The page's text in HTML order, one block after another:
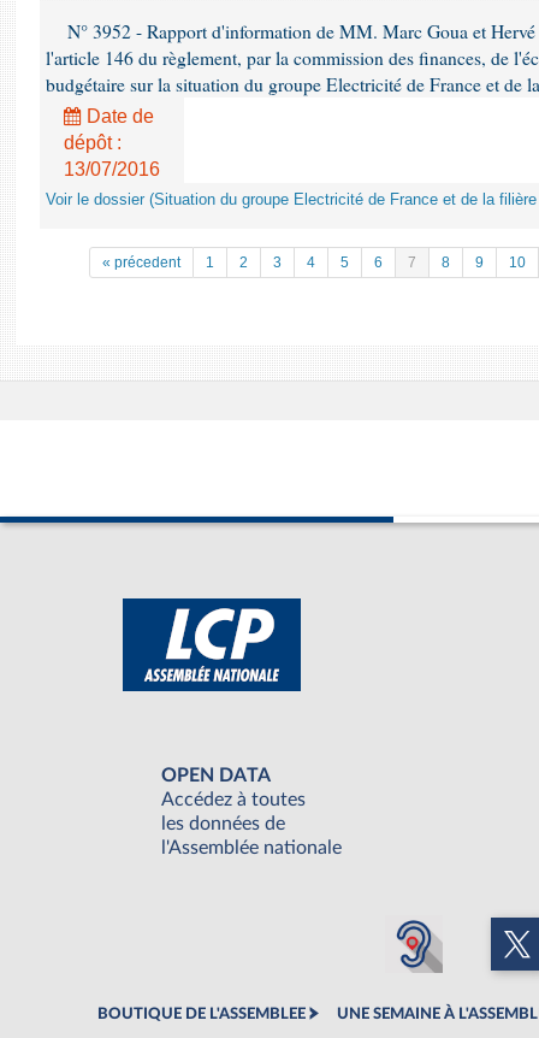
N° 3952 - Rapport d'information de MM. Marc Goua et
l'article 146 du règlement, par la commission des finances, de
budgétaire sur la situation du groupe Electricité de France et de
Date de
dépôt :
13/07/2016
Voir le dossier (Situation du groupe Electricité de France et de la
« précedent 1 2 3 4 5 6 7 8 9 10
OPEN DATA
Accédez à toutes
les données de
l'Assemblée nationale
BOUTIQUE DE L'ASSEMBLEE UNE SEMAINE À